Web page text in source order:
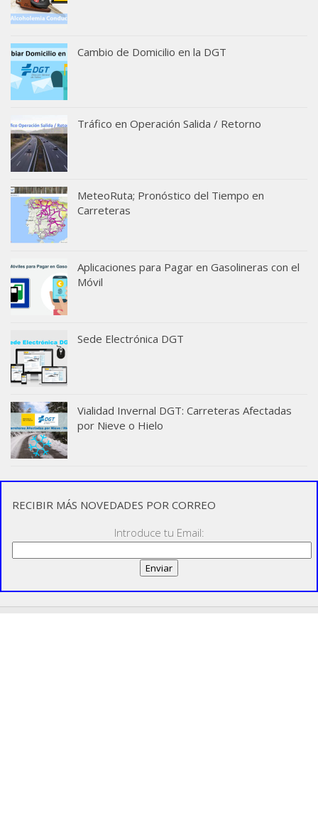
Cambio de Domicilio en la DGT
Tráfico en Operación Salida / Retorno
MeteoRuta; Pronóstico del Tiempo en
Carreteras
Aplicaciones para Pagar en Gasolineras con el
Móvil
Sede Electrónica DGT
Vialidad Invernal DGT: Carreteras Afectadas
por Nieve o Hielo
RECIBIR MÁS NOVEDADES POR CORREO
Introduce tu Email: